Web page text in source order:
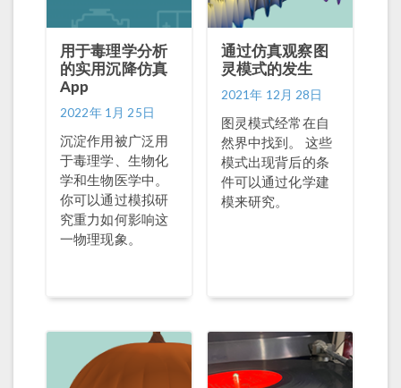
用于毒理学分析
的实用沉降仿真
App
2022年 1月 25日
沉淀作用被广泛用
于毒理学、生物化
学和生物医学中。
你可以通过模拟研
究重力如何影响这
一物理现象。
通过仿真观察图
灵模式的发生
2021年 12月 28日
图灵模式经常在自
然界中找到。 这些
模式出现背后的条
件可以通过化学建
模来研究。